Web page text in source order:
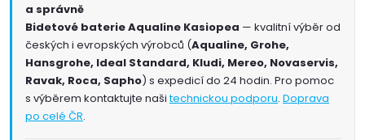
a správně
Bidetové baterie Aqualine Kasiopea — kvalitní výběr od
českých i evropských výrobců (Aqualine, Grohe,
Hansgrohe, Ideal Standard, Kludi, Mereo, Novaservis,
Ravak, Roca, Sapho) s expedicí do 24 hodin. Pro pomoc
s výběrem kontaktujte našitechnickou podporu. Doprava
po celé ČR.